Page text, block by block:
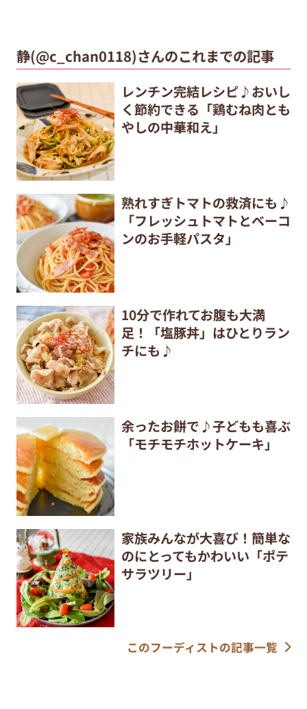
静(@c_chan0118)さんのこれまでの記事
レンチン完結レシピ♪おいし
く節約できる「鶏むね肉とも
やしの中華和え」
熟れすぎトマトの救済にも♪
「フレッシュトマトとベーコ
ンのお手軽パスタ」
10分で作れてお腹も大満
足！「塩豚丼」はひとりラン
チにも♪
余ったお餅で♪子どもも喜ぶ
「モチモチホットケーキ」
家族みんなが大喜び！簡単な
のにとってもかわいい「ポテ
サラツリー」
このフーディストの記事一覧